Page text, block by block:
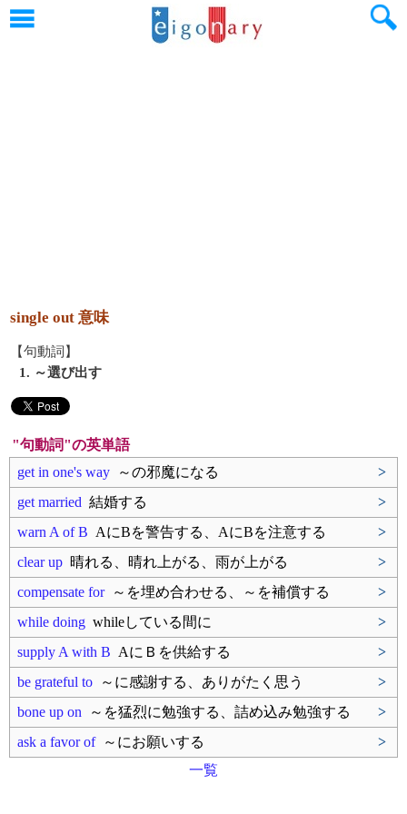
single out 意味
【句動詞】
1. ～選び出す
"句動詞"の英単語
get in one's way ～の邪魔になる
>
get married 結婚する
>
warn A of B AにBを警告する、AにBを注意する
>
clear up 晴れる、晴れ上がる、雨が上がる
>
compensate for～を埋め合わせる、～を補償する
>
while doing whileしている間に
>
supply A with B AにＢを供給する
>
be grateful to ～に感謝する、ありがたく思う
>
bone up on ～を猛烈に勉強する、詰め込み勉強する
>
ask a favor of～にお願いする
>
一覧